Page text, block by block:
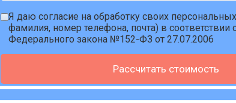
Я даю согласие на обработку своих
фамилия, номер телефона, почта) в соответствии
Федерального закона №152-ФЗ от 27.07.2006
Рассчитать стоимость